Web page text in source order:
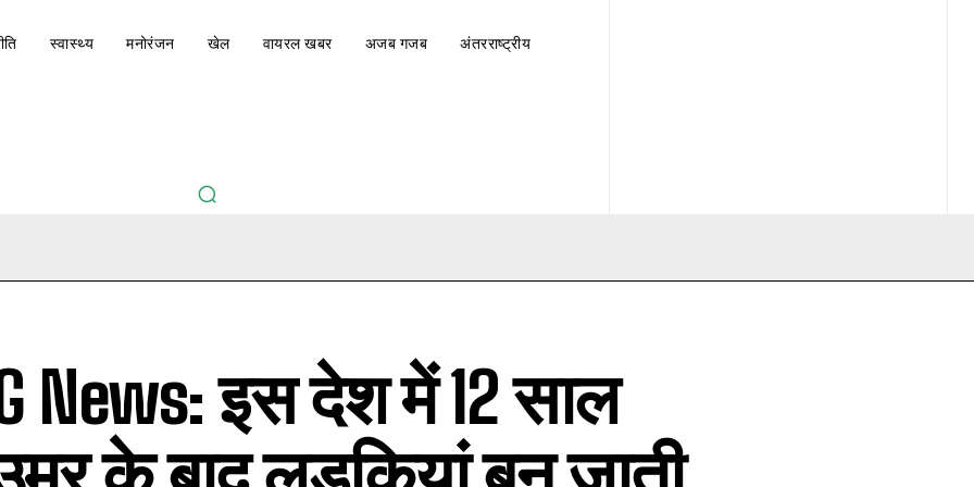
स्वास्थ्य मनोरंजन खेल वायरल खबर अजब गजब अंतरराष्ट्रीय
News: इस देश में 12 साल